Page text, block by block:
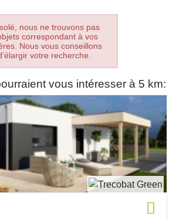
nous ne trouvons pas
correspondant à vos
Nous vous conseillons
votre recherche.
vous intéresser à 5 km: